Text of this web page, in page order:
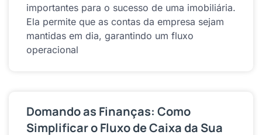
importantes para o sucesso de uma imobiliária.
Ela permite que as contas da empresa sejam
mantidas em dia, garantindo um fluxo
operacional
Domando as Finanças: Como
Simplificar o Fluxo de Caixa da Sua